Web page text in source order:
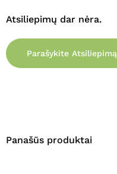
Atsiliepimų dar nėra.
Parašykite Atsiliepimą
Panašūs produktai